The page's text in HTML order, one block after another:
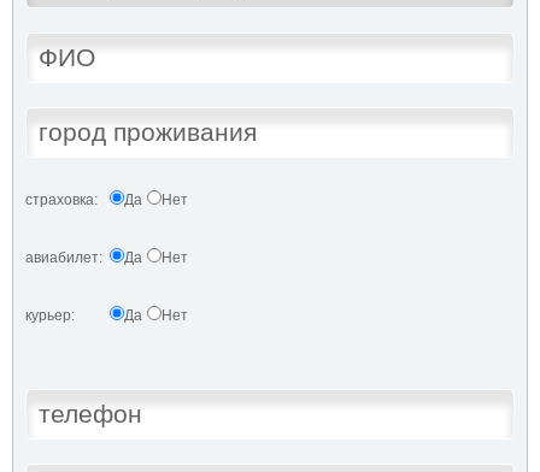
страховка: Да Нет
авиабилет: Да Нет
курьер: Да Нет